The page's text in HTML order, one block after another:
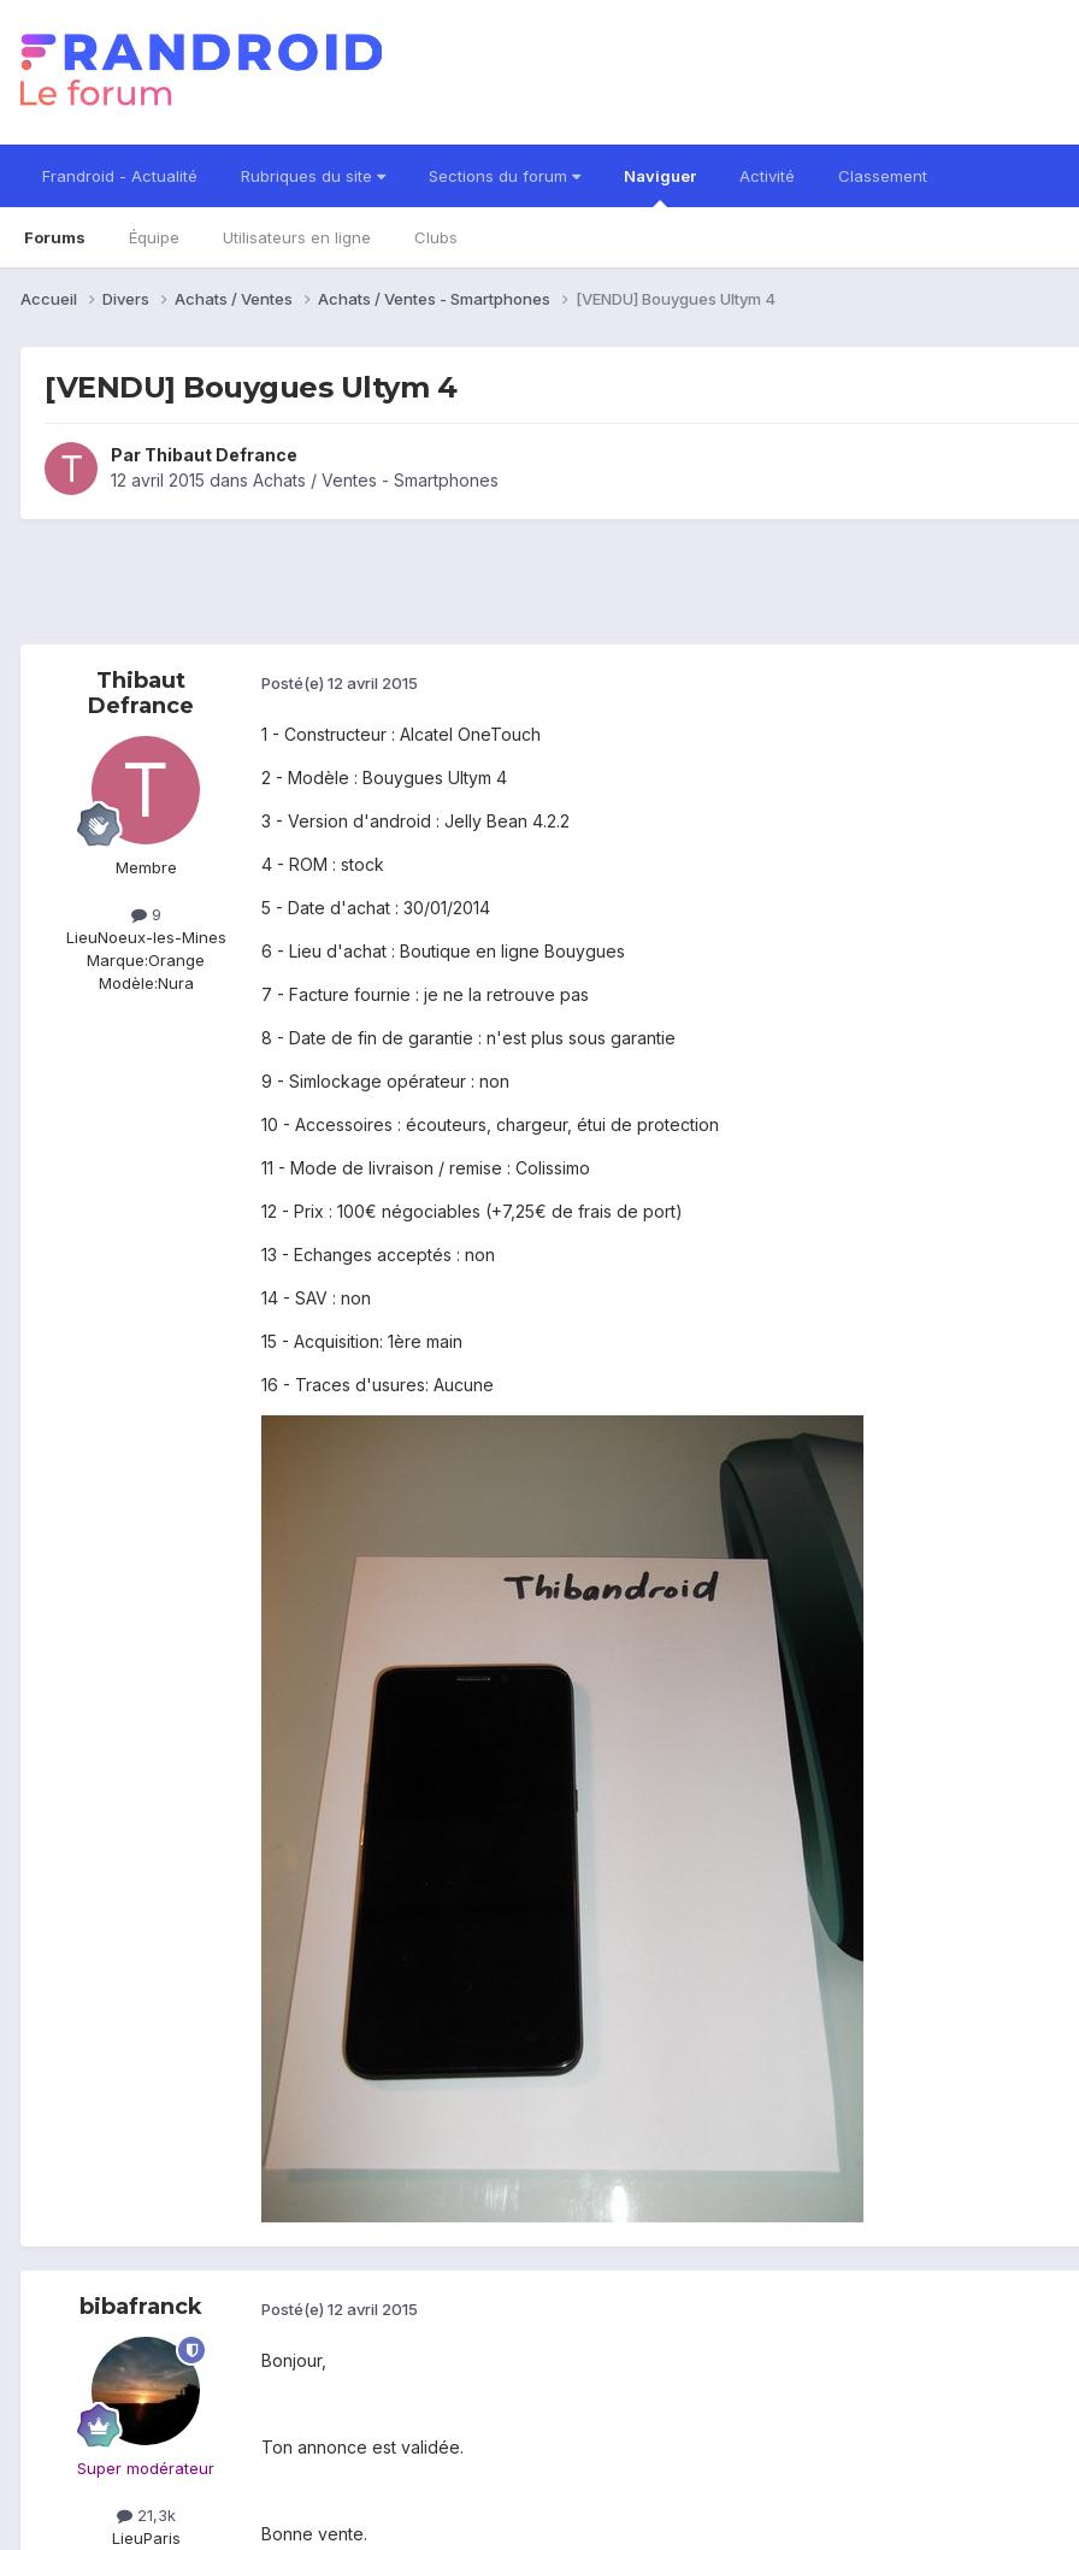
Frandroid - Actualité Rubriques du site Sections du forum Naviguer
Forums Équipe Utilisateurs en ligne Clubs
Activité Classement
Accueil Divers Achats / Ventes Achats / Ventes - Smartphones [VENDU] Bouygues Ultym 4
[VENDU] Bouygues Ultym 4
Par Thibaut Defrance
12 avril 2015 dans Achats / Ventes - Smartphones
Thibaut
Defrance
Membre
9
LieuNoeux-les-Mines
Marque:Orange
Modèle:Nura
Posté(e) 12 avril 2015
1 - Constructeur : Alcatel OneTouch
2 - Modèle : Bouygues Ultym 4
3 - Version d'android : Jelly Bean 4.2.2
4 - ROM : stock
5 - Date d'achat : 30/01/2014
6 - Lieu d'achat : Boutique en ligne Bouygues
7 - Facture fournie : je ne la retrouve pas
8 - Date de fin de garantie : n'est plus sous garantie
9 - Simlockage opérateur : non
10 - Accessoires : écouteurs, chargeur, étui de protection
11 - Mode de livraison / remise : Colissimo
12 - Prix : 100€ négociables (+7,25€ de frais de port)
13 - Echanges acceptés : non
14 - SAV : non
15 - Acquisition: 1ère main
16 - Traces d'usures: Aucune
bibafranck
Super modérateur
21,3k
LieuParis
Posté(e) 12 avril 2015
Bonjour,
Ton annonce est validée.
Bonne vente.